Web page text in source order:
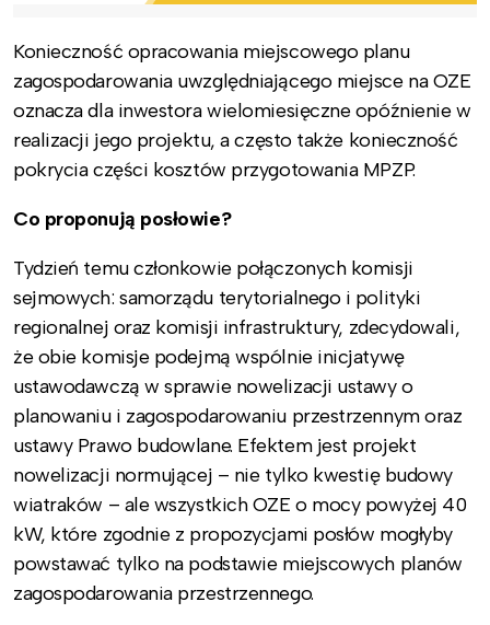
Konieczność opracowania miejscowego planu
zagospodarowania uwzględniającego miejsce na OZE
oznacza dla inwestora wielomiesięczne opóźnienie w
realizacji jego projektu, a często także konieczność
pokrycia części kosztów przygotowania MPZP.
Co proponują posłowie?
Tydzień temu członkowie połączonych komisji
sejmowych: samorządu terytorialnego i polityki
regionalnej oraz komisji infrastruktury, zdecydowali,
że obie komisje podejmą wspólnie inicjatywę
ustawodawczą w sprawie nowelizacji ustawy o
planowaniu i zagospodarowaniu przestrzennym oraz
ustawy Prawo budowlane. Efektem jest projekt
nowelizacji normującej – nie tylko kwestię budowy
wiatraków – ale wszystkich OZE o mocy powyżej 40
kW, które zgodnie z propozycjami posłów mogłyby
powstawać tylko na podstawie miejscowych planów
zagospodarowania przestrzennego.